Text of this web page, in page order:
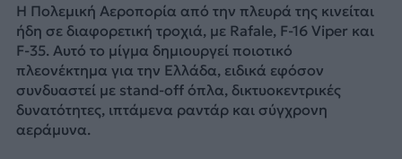
Η Πολεμική Αεροπορία από την πλευρά της κινείται
ήδη σε διαφορετική τροχιά, με Rafale, F-16 Viper και
F-35. Αυτό το μίγμα δημιουργεί ποιοτικό
πλεονέκτημα για την Ελλάδα, ειδικά εφόσον
συνδυαστεί με stand-off όπλα, δικτυοκεντρικές
δυνατότητες, ιπτάμενα ραντάρ και σύγχρονη
αεράμυνα.